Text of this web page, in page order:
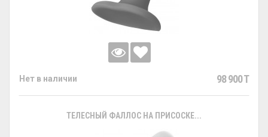
Нет в наличии 98 900 T
ТЕЛЕСНЫЙ ФАЛЛОС НА ПРИСОСКЕ...